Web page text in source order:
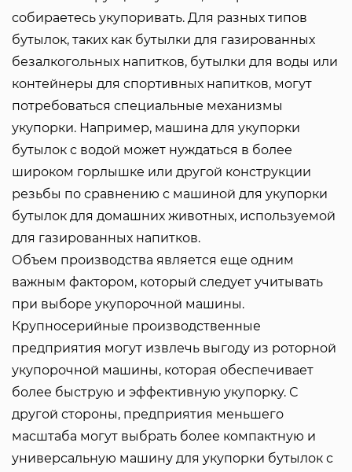
собираетесь укупоривать. Для разных типов
бутылок, таких как бутылки для газированных
безалкогольных напитков, бутылки для воды или
контейнеры для спортивных напитков, могут
потребоваться специальные механизмы
укупорки. Например, машина для укупорки
бутылок с водой может нуждаться в более
широком горлышке или другой конструкции
резьбы по сравнению с машиной для укупорки
бутылок для домашних животных, используемой
для газированных напитков.
Объем производства является еще одним
важным фактором, который следует учитывать
при выборе укупорочной машины.
Крупносерийные производственные
предприятия могут извлечь выгоду из роторной
укупорочной машины, которая обеспечивает
более быструю и эффективную укупорку. С
другой стороны, предприятия меньшего
масштаба могут выбрать более компактную и
универсальную машину для укупорки бутылок с